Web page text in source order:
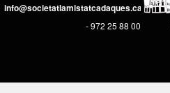
info@societatlamistatcadaques.cat
- 972 25 88 00